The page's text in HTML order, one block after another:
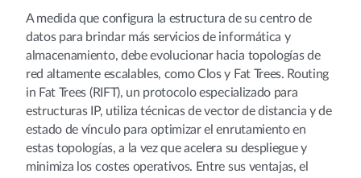
A medida que configura la estructura de su centro de
datos para brindar más servicios de informática y
almacenamiento, debe evolucionar hacia topologías de
red altamente escalables, como Clos y Fat Trees. Routing
in Fat Trees (RIFT), un protocolo especializado para
estructuras IP, utiliza técnicas de vector de distancia y de
estado de vínculo para optimizar el enrutamiento en
estas topologías, a la vez que acelera su despliegue y
minimiza los costes operativos. Entre sus ventajas, el